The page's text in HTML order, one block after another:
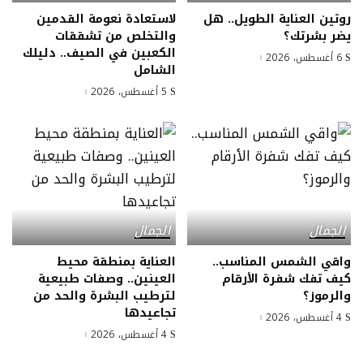
روتين العناية الطويل.. هل
يضر بشرتك؟
6 أغسطس، 2026
لاستعادة نعومة القدمين
والتخلص من تشققات
الكعبين في الصيف.. دليلك
الشامل
5 أغسطس، 2026
الجمال
واقي الشمس المناسب..
كيف تفك شفرة الأرقام
والرموز؟
4 أغسطس، 2026
الجمال
العناية بمنطقة محيط
العينين.. وصفات طبيعية
لترطيب البشرة والحد من
تجاعيدها
4 أغسطس، 2026